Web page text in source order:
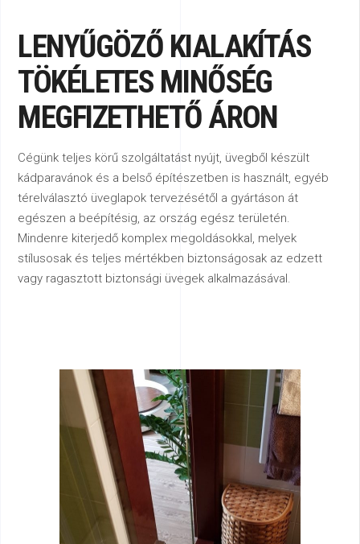
LENYŰGÖZŐ KIALAKÍTÁS
TÖKÉLETES MINŐSÉG
MEGFIZETHETŐ ÁRON
Cégünk teljes körű szolgáltatást nyújt, üvegből készült
kádparavánok és a belső építészetben is használt, egyéb
térelválasztó üveglapok tervezésétől a gyártáson át
egészen a beépítésig, az ország egész területén.
Mindenre kiterjedő komplex megoldásokkal, melyek
stílusosak és teljes mértékben biztonságosak az edzett
vagy ragasztott biztonsági üvegek alkalmazásával.